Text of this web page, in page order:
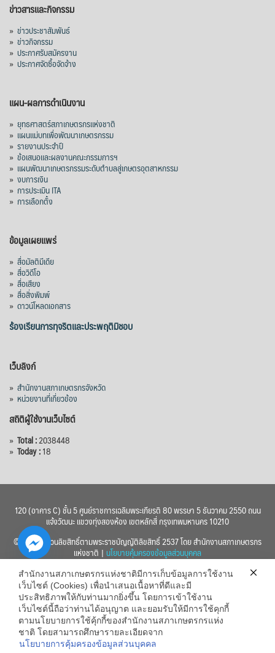
ข่าวสารและกิจกรรม
» ข่าวประชาสัมพันธ์
» ข่าวกิจกรรม
» ประกาศรับสมัครงาน
» ประกาศจัดซื้อจัดจ้าง
แผน-ผลการดำเนินงาน
» ยุทธศาสตร์สภาเกษตรกรแห่งชาติ
» แผนแม่บทเพื่อพัฒนาเกษตรกรรม
» รายงานประจำปี
» ข้อเสนอและผลงานคณะกรรมการฯ
» แผนพัฒนาเกษตรกรรมระดับตำบลสู่เกษตรอุตสาหกรรม
» งบการเงิน
» การประเมิน ITA
» การเลือกตั้ง
ข้อมูลเผยแพร่
» สื่อมัลติมีเดีย
» สื่อวิดีโอ
» สื่อเสียง
» สื่อสิ่งพิมพ์
» ดาวน์โหลดเอกสาร
ร้องเรียนการทุจริตและประพฤติมิชอบ
เว็บลิงก์
» สำนักงานสภาเกษตรกรจังหวัด
» หน่วยงานที่เกี่ยวข้อง
สถิติผู้ใช้งานเว็บไซต์
» Total :2038448
» Today :18
120 (อาคาร C) ชั้น 5 ศูนย์ราชการเฉลิมพระเกียรติ 80 พรรษา 5 ธันวาคม 2550 ถนน
แจ้งวัฒนะ แขวงทุ่งสองห้อง เขตหลักสี่ กรุงเทพมหานคร 10210
© 2560 สงวนลิขสิทธิ์ตามพระราชบัญญัติลิขสิทธิ์ 2537 โดย สำนักงานสภาเกษตรกร
แห่งชาติ | นโยบายคุ้มครองข้อมูลส่วนบุคคล
สำนักงานสภาเกษตรกรแห่งชาติมีการเก็บข้อมูลการใช้งาน
เว็บไซต์ (Cookies) เพื่อนำเสนอเนื้อหาที่ดีและมี
ประสิทธิภาพให้กับท่านมากยิ่งขึ้น โดยการเข้าใช้งาน
เว็บไซต์นี้ถือว่าท่านได้อนุญาต และยอมรับให้มีการใช้คุกกี้
ตามนโยบายการใช้คุ้กกี้ของสำนักงานสภาเกษตรกรแห่ง
ชาติ โดยสามารถศึกษารายละเอียดจาก
นโยบายการคุ้มครองข้อมูลส่วนบุคคล
Hide
chaty